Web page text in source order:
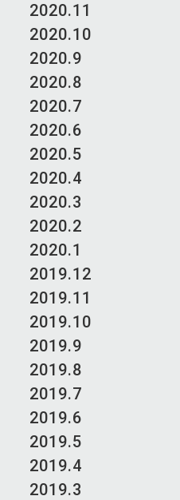
2020.11
2020.10
2020.9
2020.8
2020.7
2020.6
2020.5
2020.4
2020.3
2020.2
2020.1
2019.12
2019.11
2019.10
2019.9
2019.8
2019.7
2019.6
2019.5
2019.4
2019.3